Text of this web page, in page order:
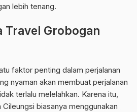
lebih tenang.
Travel Grobogan
faktor penting dalam perjalanan
nyaman akan membuat perjalanan
terlalu melelahkan. Karena itu,
biasanya menggunakan